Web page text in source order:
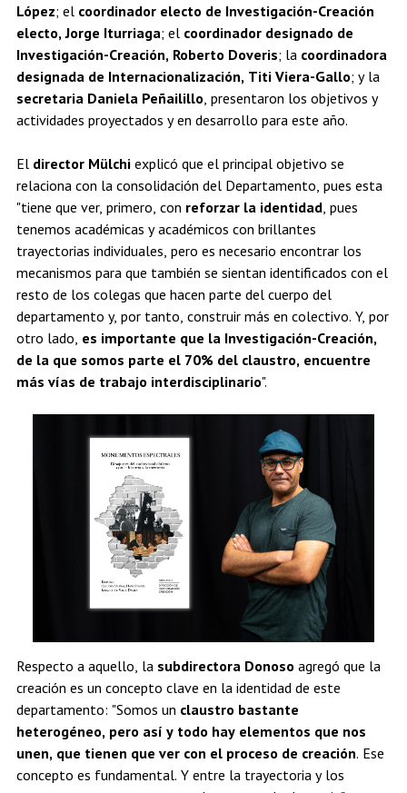
López; el coordinador electo de Investigación-Creación
electo, Jorge Iturriaga; el coordinador designado de
Investigación-Creación, Roberto Doveris; la coordinadora
designada de Internacionalización, Titi Viera-Gallo; y la
secretaria Daniela Peñailillo, presentaron los objetivos y
actividades proyectados y en desarrollo para este año.
El director Mülchi explicó que el principal objetivo se
relaciona con la consolidación del Departamento, pues esta
"tiene que ver, primero, con reforzar la identidad, pues
tenemos académicas y académicos con brillantes
trayectorias individuales, pero es necesario encontrar los
mecanismos para que también se sientan identificados con el
resto de los colegas que hacen parte del cuerpo del
departamento y, por tanto, construir más en colectivo. Y, por
otro lado, es importante que la Investigación-Creación,
de la que somos parte el 70% del claustro, encuentre
más vías de trabajo interdisciplinario".
Respecto a aquello, la subdirectora Donoso agregó que la
creación es un concepto clave en la identidad de este
departamento: "Somos un claustro bastante
heterogéneo, pero así y todo hay elementos que nos
unen, que tienen que ver con el proceso de creación. Ese
concepto es fundamental. Y entre la trayectoria y los